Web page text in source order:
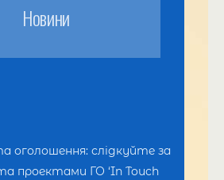
Новини
оголошення: слідкуйте за
проектами ГО ‘In Touch